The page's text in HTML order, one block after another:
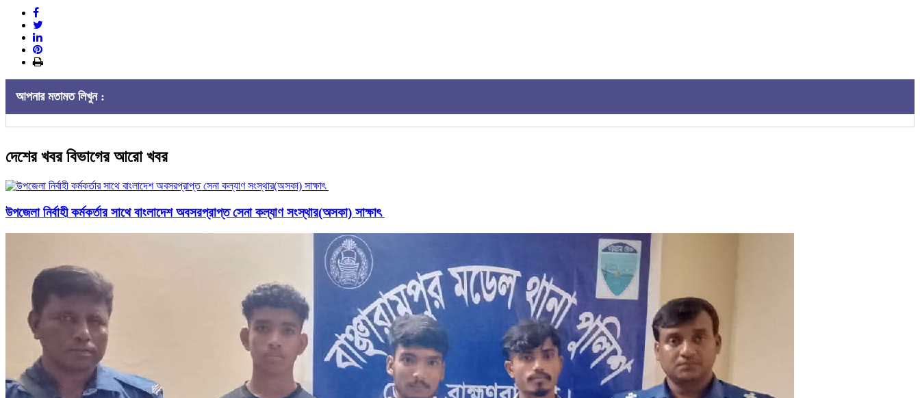
আপনার মতামত লিখুন :
দেশের খবর বিভাগের আরো খবর
উপজেলা নির্বাহী কর্মকর্তার সাথে বাংলাদেশ অবসরপ্রাপ্ত সেনা কল্যাণ সংস্থার(অসকা) সাক্ষাৎ ​